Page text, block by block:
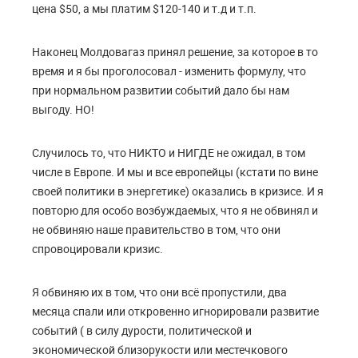
цена $50, а мы платим $120-140 и т.д и т.п.
Наконец Молдовагаз принял решение, за которое в то
время и я бы проголосовал - изменить формулу, что
при нормальном развитии событий дало бы нам
выгоду. НО!
Случилось то, что НИКТО и НИГДЕ не ожидал, в том
числе в Европе. И мы и все европейцы (кстати по вине
своей политики в энергетике) оказались в кризисе. И я
повторю для особо возбуждаемых, что я не обвинял и
не обвиняю наше правительство в том, что они
спровоцировали кризис.
Я обвиняю их в том, что они всё пропустили, два
месяца спали или откровенно игнорировали развитие
событий ( в силу дурости, политической и
экономической близорукости или местечкового